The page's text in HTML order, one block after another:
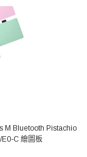
M Bluetooth Pistachio
C 繪圖板